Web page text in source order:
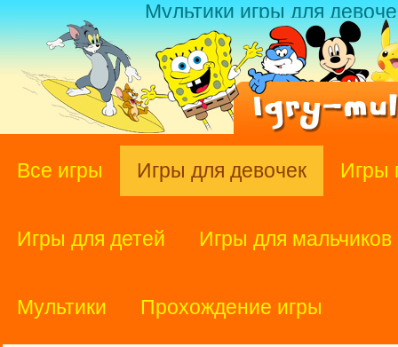
Мультики игры для
Все игры Игры для девочек Игры
Игры для детей Игры для мальчиков
Мультики Прохождение игры